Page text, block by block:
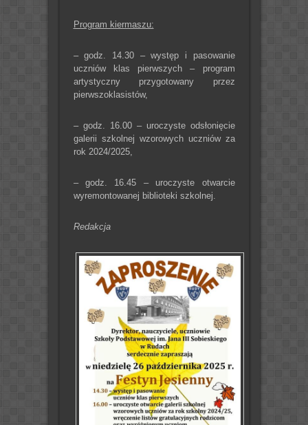
Program kiermaszu:
– godz. 14.30 – występ i pasowanie
uczniów klas pierwszych – program
artystyczny przygotowany przez
pierwszoklasistów,
– godz. 16.00 – uroczyste odsłonięcie
galerii szkolnej wzorowych uczniów za
rok 2024/2025,
– godz. 16.45 – uroczyste otwarcie
wyremontowanej biblioteki szkolnej.
Redakcja